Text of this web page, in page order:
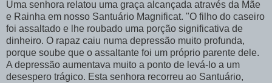
Uma senhora relatou uma graça alcançada através da Mãe
e Rainha em nosso Santuário Magnificat. "O filho do caseiro
foi assaltado e lhe roubado uma porção significativa de
dinheiro. O rapaz caiu numa depressão muito profunda,
porque soube que o assaltante foi um próprio parente dele.
A depressão aumentava muito a ponto de levá-lo a um
desespero trágico. Esta senhora recorreu ao Santuário,